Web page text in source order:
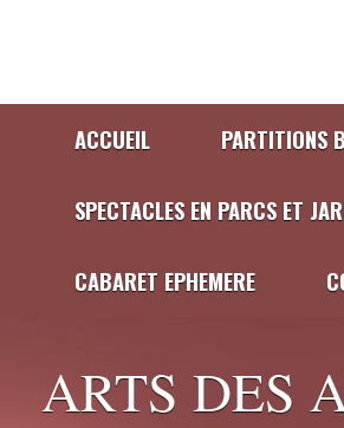
ACCUEIL PARTITIONS
SPECTACLES EN PARCS ET
CABARET EPHEMERE
ARTS DES